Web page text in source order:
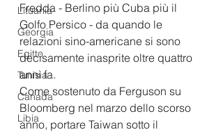
Lituania
Georgia
Egitto
Tunisia
Canada
Libia
Fredda - Berlino più Cuba più il
Golfo Persico - da quando le
relazioni sino-americane si sono
decisamente inasprite oltre quattro
anni fa.
Come sostenuto da Ferguson su
Bloomberg nel marzo dello scorso
anno, portare Taiwan sotto il